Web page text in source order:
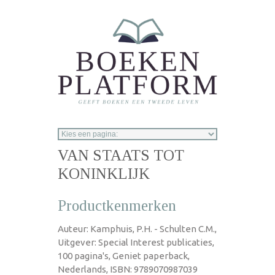
VAN STAATS TOT
KONINKLIJK
Productkenmerken
Auteur: Kamphuis, P.H. - Schulten C.M.,
Uitgever: Special Interest publicaties,
100 pagina's, Geniet paperback,
Nederlands, ISBN: 9789070987039